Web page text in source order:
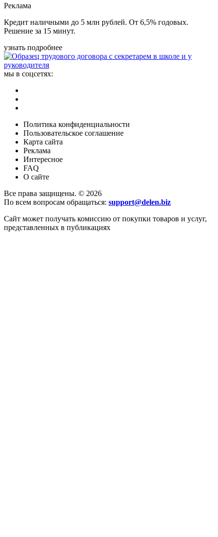
Реклама
Кредит наличными до 5 млн рублей. От 6,5% годовых.
Решение за 15 минут.
узнать подробнее
мы в соцсетях:
Политика конфиденциальности
Пользовательское соглашение
Карта сайта
Реклама
Интересное
FAQ
О сайте
Все права защищены. © 2026
По всем вопросам обращаться: support@delen.biz
Сайт может получать комиссию от покупки товаров и услуг,
представленных в публикациях